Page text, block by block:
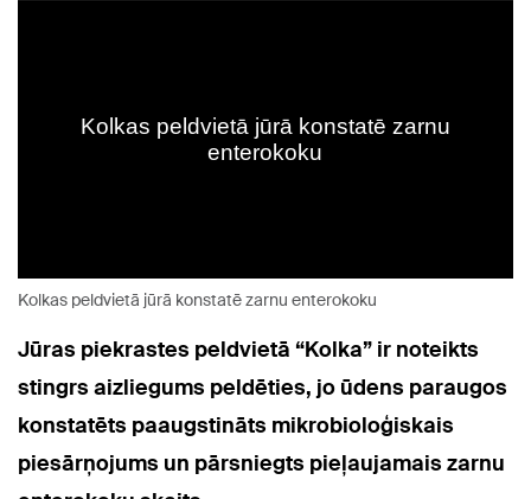
Kolkas peldvietā jūrā konstatē zarnu enterokoku
Jūras piekrastes peldvietā “Kolka” ir noteikts
stingrs aizliegums peldēties, jo ūdens paraugos
konstatēts paaugstināts mikrobioloģiskais
piesārņojums un pārsniegts pieļaujamais zarnu